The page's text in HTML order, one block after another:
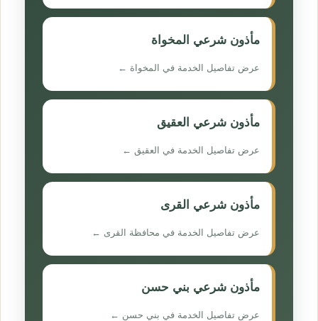
مأذون شرعي المخواة
عرض تفاصيل الخدمة في المخواة ←
مأذون شرعي العقيق
عرض تفاصيل الخدمة في العقيق ←
مأذون شرعي القرى
عرض تفاصيل الخدمة في محافظة القرى ←
مأذون شرعي بني حسن
عرض تفاصيل الخدمة في بني حسن ←